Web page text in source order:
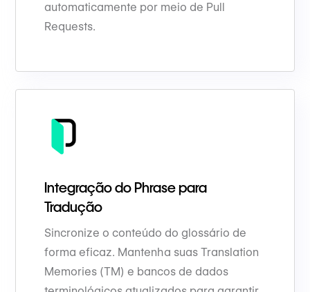
automaticamente por meio de Pull
Requests.
Integração do Phrase para
Tradução
Sincronize o conteúdo do glossário de
forma eficaz. Mantenha suas Translation
Memories (TM) e bancos de dados